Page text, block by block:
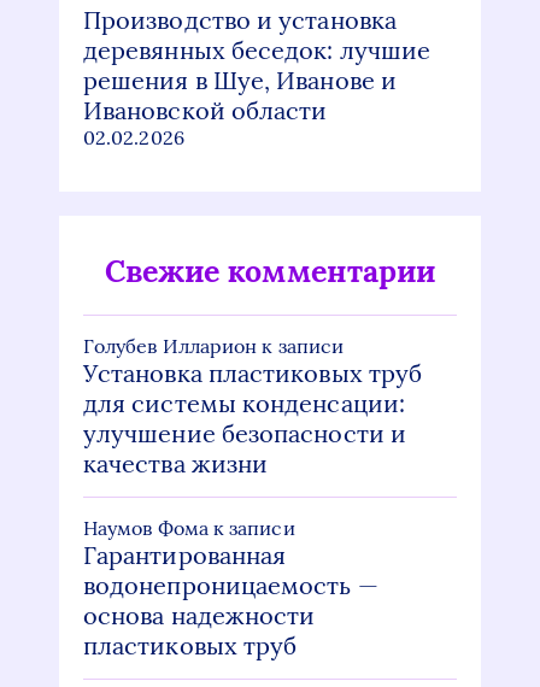
Производство и установка
деревянных беседок: лучшие
решения в Шуе, Иванове и
Ивановской области
02.02.2026
Свежие комментарии
Голубев Илларион к записи
Установка пластиковых труб
для системы конденсации:
улучшение безопасности и
качества жизни
Наумов Фома к записи
Гарантированная
водонепроницаемость —
основа надежности
пластиковых труб